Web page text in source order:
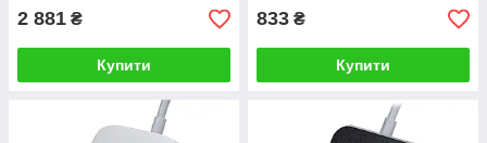
2 881 ₴
Купити
833 ₴
Купити